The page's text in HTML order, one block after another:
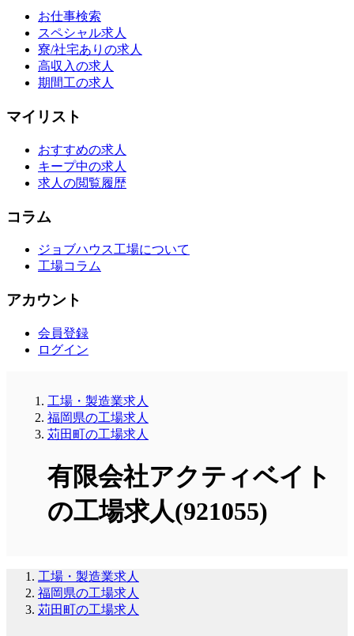
お仕事検索
スペシャル求人
寮/社宅ありの求人
高収入の求人
期間工の求人
マイリスト
おすすめの求人
キープ中の求人
求人の閲覧履歴
コラム
ジョブハウス工場について
工場コラム
アカウント
会員登録
ログイン
工場・製造業求人
福岡県の工場求人
苅田町の工場求人
有限会社アクティベイト
の工場求人(921055)
工場・製造業求人
福岡県の工場求人
苅田町の工場求人